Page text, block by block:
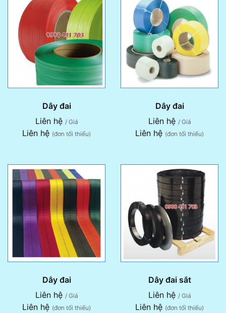
Dây đai
Liên hệ / Giá
Liên hệ (đơn tối thiểu)
Dây đai
Liên hệ / Giá
Liên hệ (đơn tối thiểu)
Dây đai
Liên hệ / Giá
Liên hệ (đơn tối thiểu)
Dây đai sắt
Liên hệ / Giá
Liên hệ (đơn tối thiểu)